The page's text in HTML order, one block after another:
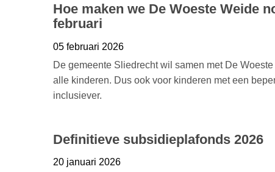
Hoe maken we De Woeste Weide
februari
05 februari 2026
De gemeente Sliedrecht wil samen met De
alle kinderen. Dus ook voor kinderen met een
inclusiever.
Definitieve subsidieplafonds 2026
20 januari 2026